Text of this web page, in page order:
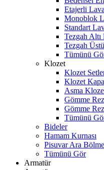
Etajerli
Monoblok
Standart
Tezgah
Tezgah
Tümünü
Klozet
Klozet
Klozet
Asma
Gömme
Gömme
Tümünü
Bideler
Hamam Kurnası
Pisuvar Ara Bölme
Tümünü Gör
Armatür